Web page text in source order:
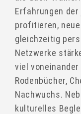
Erfahrungen
profitieren,
gleichzeitig
Netzwerke
viel
Rodenbücher,
Nachwuchs.
kulturelles